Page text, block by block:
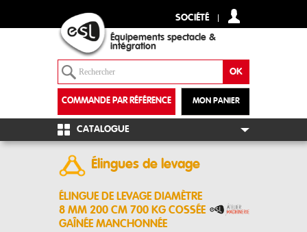
SOCIÉTÉ
Équipements spectacle &
intégration
MON PANIER
COMMANDE PAR RÉFÉRENCE
+
CATALOGUE
Élingues de levage
ÉLINGUE DE LEVAGE DIAMÈTRE
8 MM 200 CM 700 KG COSSÉE
GAÎNÉE MANCHONNÉE